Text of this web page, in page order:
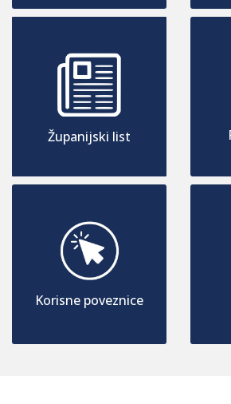
Županijski list
Korisne poveznice